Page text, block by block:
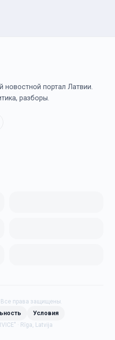
новостной портал Латвии.
разборы.
Все права защищены.
Условия
· Rīga, Latvija